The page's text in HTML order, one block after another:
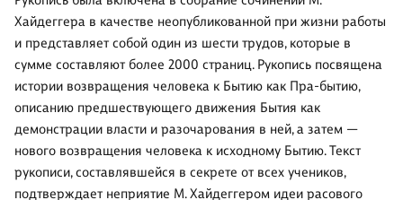
Хайдеггера в качестве неопубликованной при жизни работы
и представляет собой один из шести трудов, которые в
сумме составляют более 2000 страниц. Рукопись посвящена
истории возвращения человека к Бытию как Пра-бытию,
описанию предшествующего движения Бытия как
демонстрации власти и разочарования в ней, а затем —
нового возвращения человека к исходному Бытию. Текст
рукописи, составлявшейся в секрете от всех учеников,
подтверждает неприятие М. Хайдеггером идеи расового